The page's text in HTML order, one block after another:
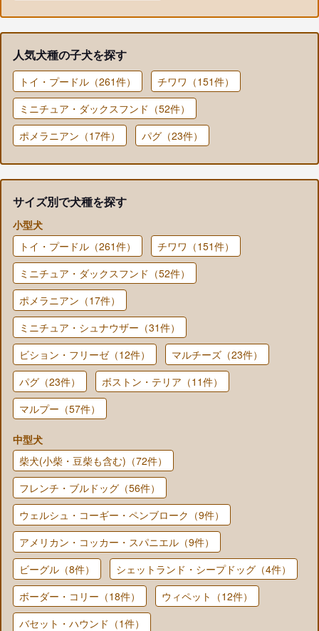
人気犬種の子犬を探す
トイ・プードル（261件）
チワワ（151件）
ミニチュア・ダックスフンド（52件）
ポメラニアン（17件）
パグ（23件）
サイズ別で犬種を探す
小型犬
トイ・プードル（261件）
チワワ（151件）
ミニチュア・ダックスフンド（52件）
ポメラニアン（17件）
ミニチュア・シュナウザー（31件）
ビション・フリーゼ（12件）
マルチーズ（23件）
パグ（23件）
ボストン・テリア（11件）
マルプー（57件）
中型犬
柴犬(小柴・豆柴も含む)（72件）
フレンチ・ブルドッグ（56件）
ウェルシュ・コーギー・ペンブローク（9件）
アメリカン・コッカー・スパニエル（9件）
ビーグル（8件）
シェットランド・シープドッグ（4件）
ボーダー・コリー（18件）
ウィペット（12件）
バセット・ハウンド（1件）